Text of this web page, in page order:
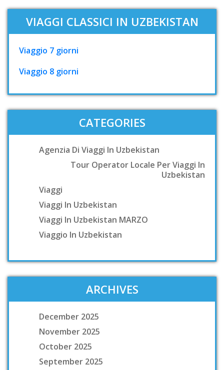
VIAGGI CLASSICI IN UZBEKISTAN
Viaggio 7 giorni
Viaggio 8 giorni
CATEGORIES
Agenzia Di Viaggi In Uzbekistan
Tour Operator Locale Per Viaggi In
Uzbekistan
Viaggi
Viaggi In Uzbekistan
Viaggi In Uzbekistan MARZO
Viaggio In Uzbekistan
ARCHIVES
December 2025
November 2025
October 2025
September 2025